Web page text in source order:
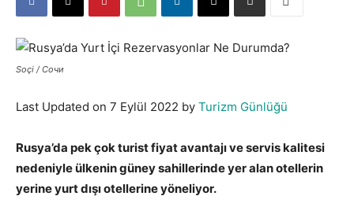
Soçi / Сочи
Last Updated on 7 Eylül 2022 by Turizm Günlüğü
Rusya’da pek çok turist fiyat avantajı ve servis kalitesi
nedeniyle ülkenin güney sahillerinde yer alan otellerin
yerine yurt dışı otellerine yöneliyor.